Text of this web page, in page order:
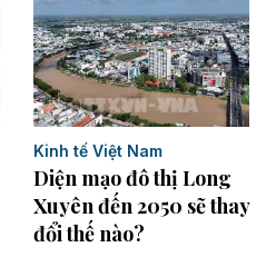
Kinh tế Việt Nam
Diện mạo đô thị Long
Xuyên đến 2050 sẽ thay
đổi thế nào?